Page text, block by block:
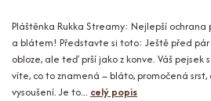
Pláštěnka Rukka Streamy: Nejlepší
a blátem! Představte si toto: Ještě před
obloze, ale teď prší jako z konve. Váš pejsek
víte, co to znamená – bláto, promočená
vysoušení. Je to... celý popis